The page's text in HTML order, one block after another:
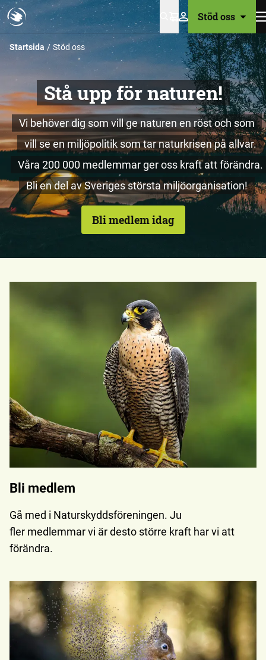
VarukorgStöd oss
Startsida Stöd oss
Stå upp för naturen!
Vi behöver dig som vill ge naturen en röst och som
vill se en miljöpolitik som tar naturkrisen på allvar.
Våra 200 000 medlemmar ger oss kraft att förändra.
Bli en del av Sveriges största miljöorganisation!
Bli medlem idag
Bli medlem
Gå med i Naturskyddsföreningen. Ju
fler medlemmar vi är desto större kraft har vi att
förändra.